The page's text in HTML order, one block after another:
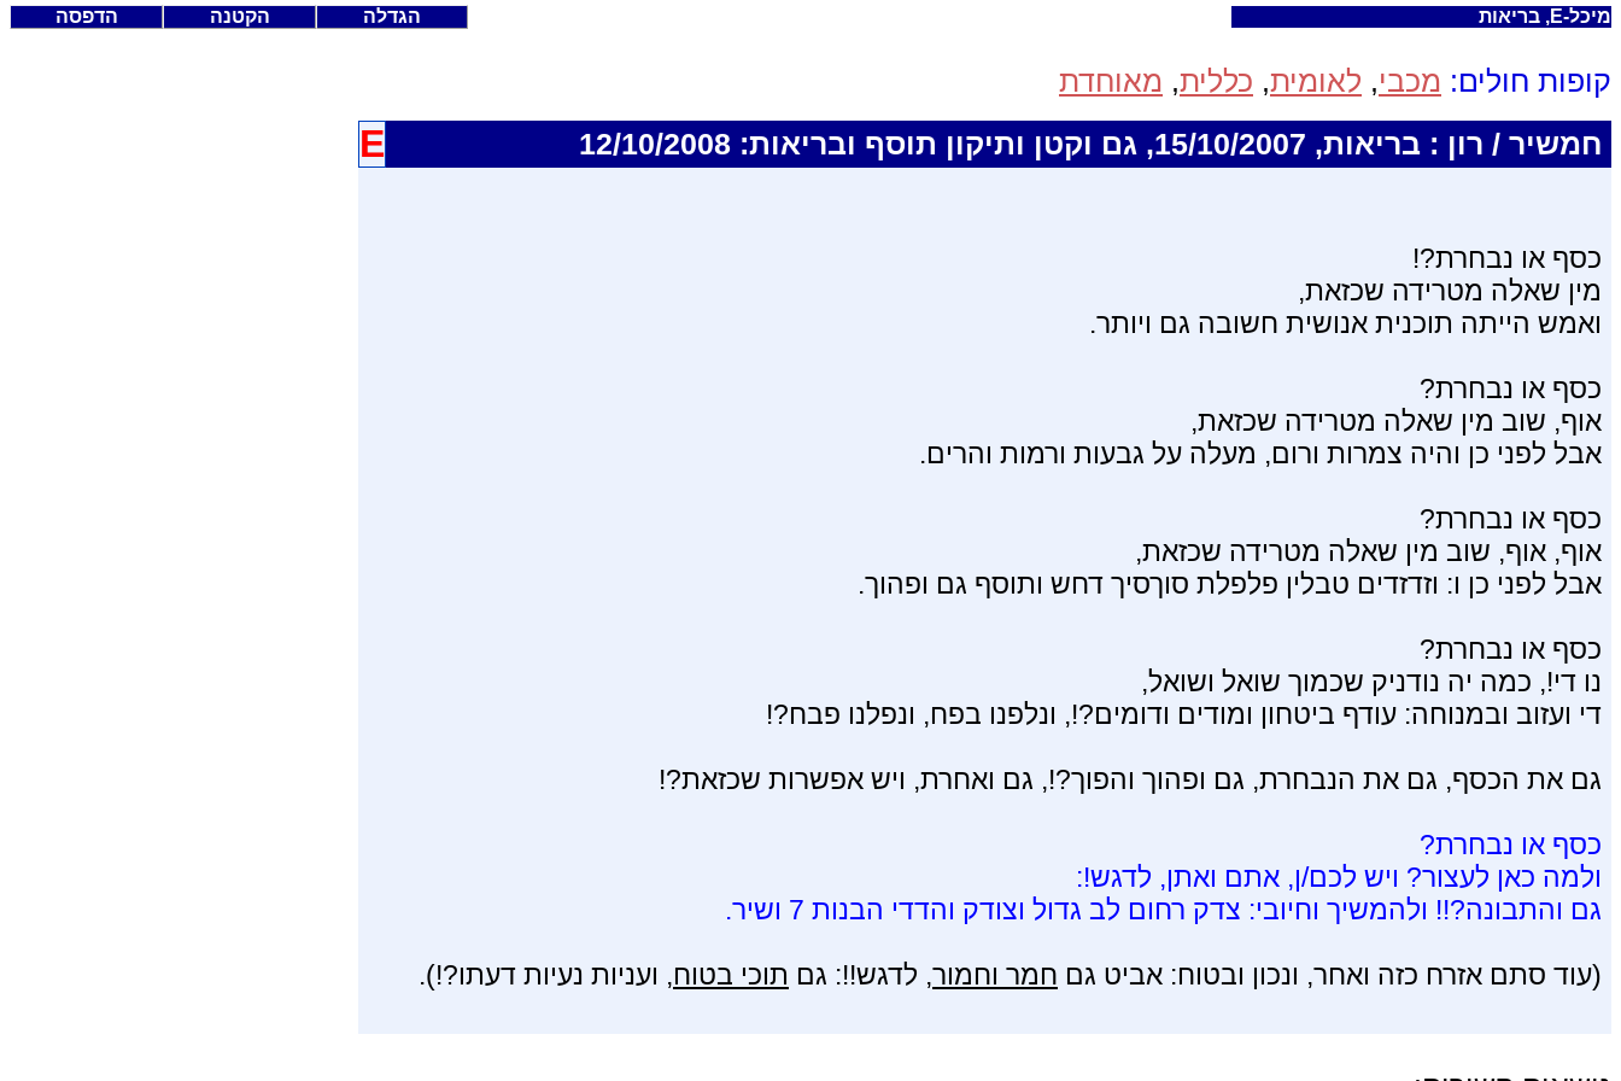
מיכל-E, בריאות הגדלה הקטנה הדפסה
קופות חולים: מכבי, לאומית, כללית, מאוחדת
חמשיר / רון : בריאות, 15/10/2007, גם וקטן ותיקון תוסף ובריאות: 12/10/2008
E
כסף או נבחרת?!
מין שאלה מטרידה שכזאת,
ואמש הייתה תוכנית אנושית חשובה גם ויותר.
כסף או נבחרת?
אוף, שוב מין שאלה מטרידה שכזאת,
אבל לפני כן והיה צמרות ורום, מעלה על גבעות ורמות והרים.
כסף או נבחרת?
אוף, אוף, שוב מין שאלה מטרידה שכזאת,
אבל לפני כן ו: וזדזדים טבלין פלפלת סוךסיך דחש ותוסף גם ופהוך.
כסף או נבחרת?
נו די!, כמה יה נודניק שכמוך שואל ושואל,
די ועזוב ובמנוחה: עודף ביטחון ומודים ודומים?!, ונלפנו בפח, ונפלנו פבח?!
גם את הכסף, גם את הנבחרת, גם ופהוך והפוך?!, גם ואחרת, ויש אפשרות שכזאת?!
כסף או נבחרת?
ולמה כאן לעצור? ויש לכם/ן, אתם ואתן, לדגש!:
גם והתבונה?!! ולהמשיך וחיובי: צדק רחום לב גדול וצודק והדדי הבנות 7 ושיר.
(עוד סתם אזרח כזה ואחר, ונכון ובטוח: אביט גם חמר וחמור, לדגש!!: גם תוכי בטוח, ועניות נעיות דעתו?!).